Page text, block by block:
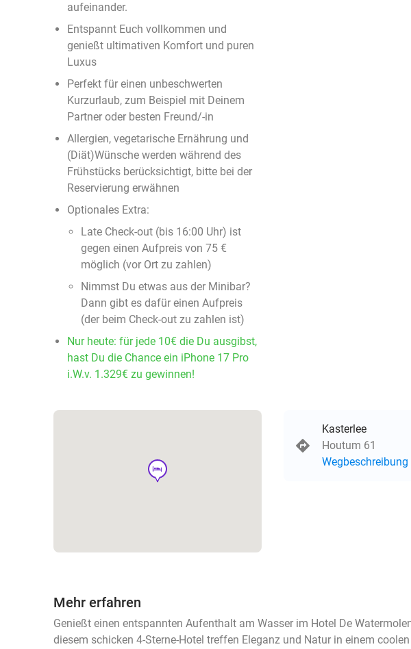
aufeinander.
Entspannt Euch vollkommen und
genießt ultimativen Komfort und puren
Luxus
Perfekt für einen unbeschwerten
Kurzurlaub, zum Beispiel mit Deinem
Partner oder besten Freund/-in
Allergien, vegetarische Ernährung und
(Diät)Wünsche werden während des
Frühstücks berücksichtigt, bitte bei der
Reservierung erwähnen
Optionales Extra:
Late Check-out (bis 16:00 Uhr) ist
gegen einen Aufpreis von 75 €
möglich (vor Ort zu zahlen)
Nimmst Du etwas aus der Minibar?
Dann gibt es dafür einen Aufpreis
(der beim Check-out zu zahlen ist)
Nur heute: für jede 10€ die Du ausgibst,
hast Du die Chance ein iPhone 17 Pro
i.W.v. 1.329€ zu gewinnen!
hotel
Kasterlee
Houtum 61
Wegbeschreibung
Mehr erfahren
Genießt einen entspannten Aufenthalt am Wasser im Hotel De
diesem schicken 4-Sterne-Hotel treffen Eleganz und Natur in einem